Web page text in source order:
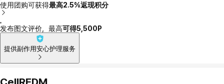
使用团购可获得最高2.5%返现积分
发布图文评价，最高可得5,500P
提供副作用安心护理服务